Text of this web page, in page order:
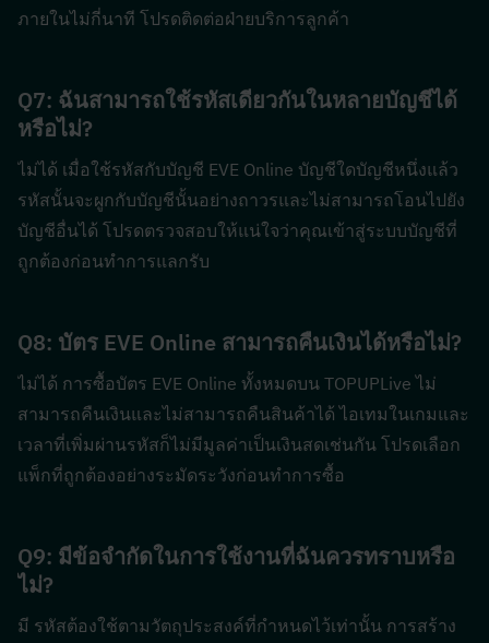
ภายในไม่กี่นาที โปรดติดต่อฝ่ายบริการลูกค้า
Q7: ฉันสามารถใช้รหัสเดียวกันในหลายบัญชีได้
หรือไม่?
ไม่ได้ เมื่อใช้รหัสกับบัญชี EVE Online บัญชีใดบัญชีหนึ่งแล้ว
รหัสนั้นจะผูกกับบัญชีนั้นอย่างถาวรและไม่สามารถโอนไปยัง
บัญชีอื่นได้ โปรดตรวจสอบให้แน่ใจว่าคุณเข้าสู่ระบบบัญชีที่
ถูกต้องก่อนทำการแลกรับ
ไม่ได้ การซื้อบัตร EVE Online ทั้งหมดบน TOPUPLive ไม่
สามารถคืนเงินและไม่สามารถคืนสินค้าได้ ไอเทมในเกมและ
เวลาที่เพิ่มผ่านรหัสก็ไม่มีมูลค่าเป็นเงินสดเช่นกัน โปรดเลือก
แพ็กที่ถูกต้องอย่างระมัดระวังก่อนทำการซื้อ
Q9: มีข้อจำกัดในการใช้งานที่ฉันควรทราบหรือ
ไม่?
มี รหัสต้องใช้ตามวัตถุประสงค์ที่กำหนดไว้เท่านั้น การสร้าง